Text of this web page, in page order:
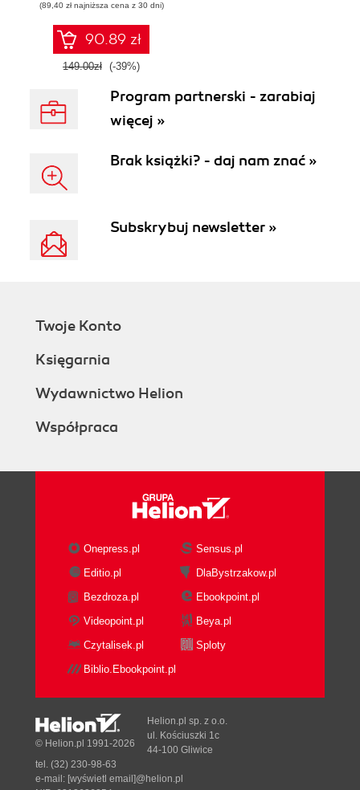
(89,40 zł najniższa cena z 30 dni)
90.89 zł
149.00zł (-39%)
Program partnerski - zarabiaj
więcej »
Brak książki? - daj nam znać »
Subskrybuj newsletter »
Twoje Konto
Księgarnia
Wydawnictwo Helion
Współpraca
Onepress.pl
Sensus.pl
Editio.pl
DlaBystrzakow.pl
Bezdroza.pl
Ebookpoint.pl
Videopoint.pl
Beya.pl
Czytalisek.pl
Sploty
Biblio.Ebookpoint.pl
© Helion.pl 1991-2026
Helion.pl sp. z o.o.
ul. Kościuszki 1c
44-100 Gliwice
tel. (32) 230-98-63
e-mail: [wyświetl email]@helion.pl